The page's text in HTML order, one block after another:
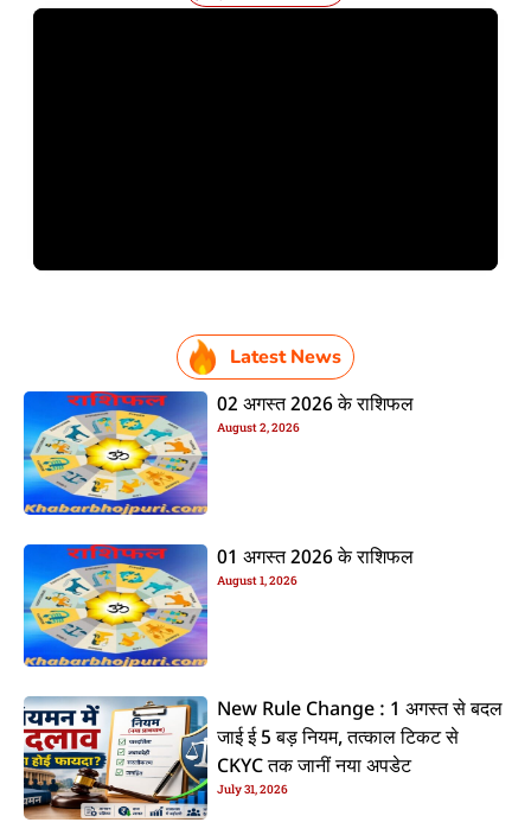
Latest News
02 अगस्त 2026 के राशिफल
August 2, 2026
01 अगस्त 2026 के राशिफल
August 1, 2026
New Rule Change : 1 अगस्त से बदल
जाई ई 5 बड़ नियम, तत्काल टिकट से
CKYC तक जानीं नया अपडेट
July 31, 2026